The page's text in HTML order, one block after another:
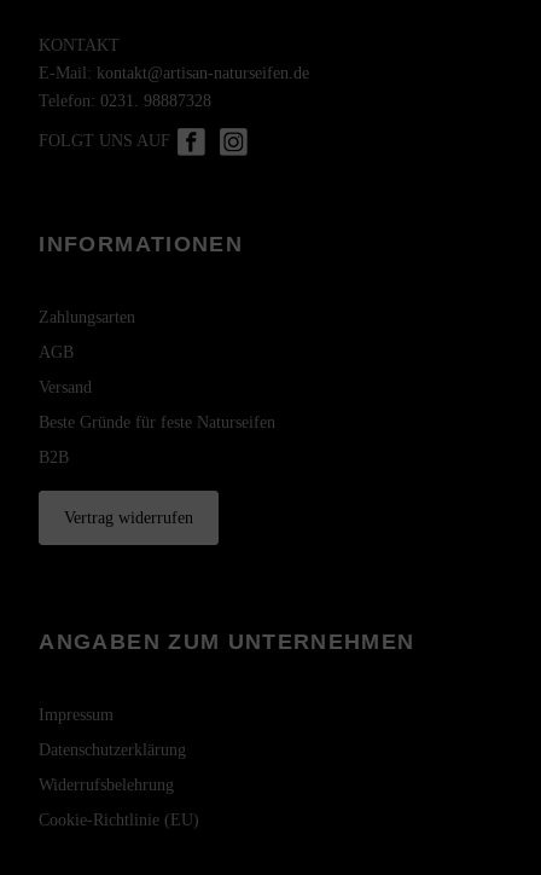
KONTAKT
E-Mail: kontakt@artisan-naturseifen.de
Telefon:0231. 98887328
FOLGT UNS AUF
INFORMATIONEN
Zahlungsarten
AGB
Versand
Beste Gründe für feste Naturseifen
B2B
Vertrag widerrufen
ANGABEN ZUM UNTERNEHMEN
Impressum
Datenschutzerklärung
Widerrufsbelehrung
Cookie-Richtlinie (EU)